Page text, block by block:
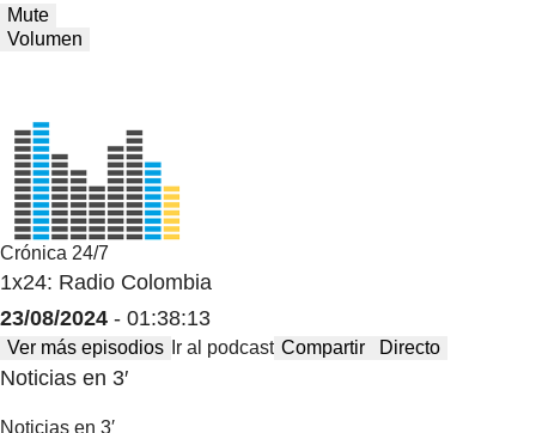
Mute
Volumen
Crónica 24/7
1x24: Radio Colombia
23/08/2024 - 01:38:13
Ver más episodios Ir al podcast Compartir Directo
Noticias en 3′
Noticias en 3′